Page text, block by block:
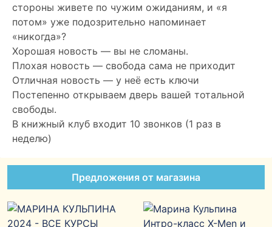
стороны живете по чужим ожиданиям, и «я
потом» уже подозрительно напоминает
«никогда»?
Хорошая новость — вы не сломаны.
Плохая новость — свобода сама не приходит
Отличная новость — у неё есть ключи
Постепенно открываем дверь вашей тотальной
свободы.
В книжный клуб входит 10 звонков (1 раз в
неделю)
Предложения от магазина